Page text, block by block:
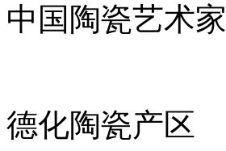
中国陶瓷艺术家
德化陶瓷产区